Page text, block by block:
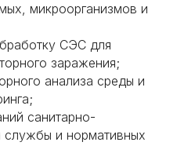
микроорганизмов и
СЭС для
заражения;
анализа среды и
санитарно-
службы и нормативных